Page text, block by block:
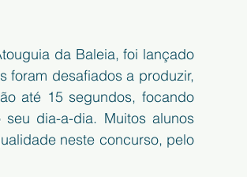
da Baleia, foi lançado
foram desafiados a produzir,
até 15 segundos, focando
dia-a-dia. Muitos alunos
neste concurso, pelo